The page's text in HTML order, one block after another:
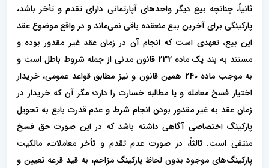
ثانیاً، چنانچه بیع دیگر واحدهای آپارتمانی دارای تقدم و تأخر باشد،
پارکینگی برای آخرین بیع منعقده باقی نمی‌ماند و در واقع موضوع عقد
این بیع، تعهدی است که انجام آن در زمان عقد غیر مقدور بوده و
مستند به بند یک ماده 232 قانون مدنی از جمله شروط باطل است و
به موجب ماده 240 همین قانون و نیز مطابق قواعد عمومی، خریدار
اختیار فسخ معامله و یا مطالبه خسارت را دارد؛ مگر آن که خریدار در
زمان عقد به غیر مقدور بودن انجام شرط و عدم قدرت بایع به تحویل
پارکینگ اختصاصی آگاهی داشته باشد که در این صورت حق فسخ
منتفی است. ثالثاً، در صورت عدم تقدم و تأخر معاملات، مالکیت
پارکینگ‌های موجود بدون لحاظ پارکینگ مزاحم، به قید قرعه تعیین و